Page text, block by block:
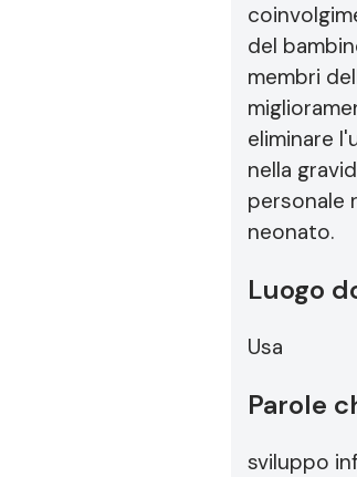
del
membri
eliminare
nella
personale
neonato.
Luogo
Usa
Parole
sviluppo